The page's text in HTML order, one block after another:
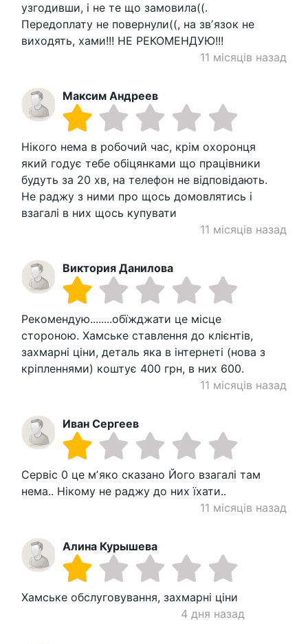
узгодивши, і не те що замовила((.
Передоплату не повернули((, на звʼязок не
виходять, хами!!! НЕ РЕКОМЕНДУЮ!!!
11 місяців назад
Максим Андреев
Нікого нема в робочий час, крім охоронця
який годує тебе обіцянками що працівники
будуть за 20 хв, на телефон не відповідають.
Не раджу з ними про щось домовлятись і
взагалі в них щось купувати
11 місяців назад
Виктория Данилова
Рекомендую........обїжджати це місце
стороною. Хамське ставлення до клієнтів,
захмарні ціни, деталь яка в інтернеті (нова з
кріпленнями) коштує 400 грн, в них 600.
11 місяців назад
Иван Сергеев
Сервіс 0 це мʼяко сказано Його взагалі там
нема.. Нікому не раджу до них їхати..
11 місяців назад
Алина Курышева
Хамське обслуговування, захмарні ціни
4 дня назад